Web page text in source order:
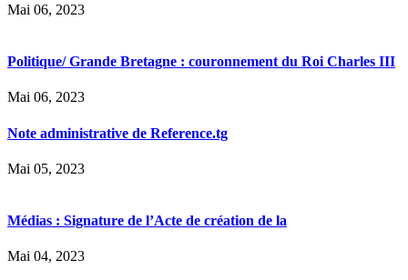
Mai 06, 2023
Politique/ Grande Bretagne : couronnement du Roi Charles III
Mai 06, 2023
Note administrative de Reference.tg
Mai 05, 2023
Médias : Signature de l’Acte de création de la
Mai 04, 2023